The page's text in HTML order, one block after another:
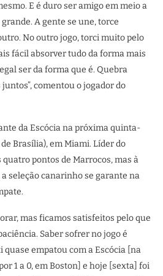
E é duro ser amigo em meio a
A gente se une, torce
No outro jogo, torci muito pelo
fácil absorver tudo da forma mais
ser da forma que é. Quebra
comentou o jogador do
da Escócia na próxima quinta-
Brasília), em Miami. Líder do
quatro pontos de Marrocos, mas à
seleção canarinho se garante na
mas ficamos satisfeitos pelo que
Saber sofrer no jogo é
empatou com a Escócia [na
1 a 0, em Boston] e hoje [sexta] foi